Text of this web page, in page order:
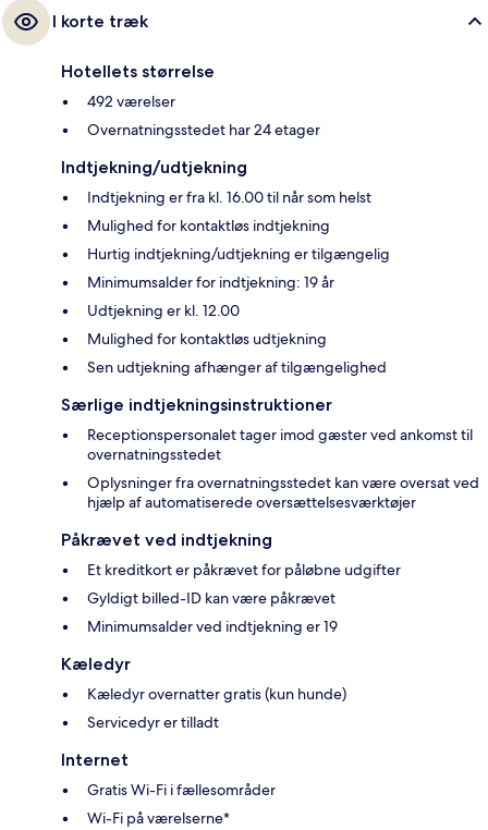
I korte træk
Hotellets størrelse
492 værelser
Overnatningsstedet har 24 etager
Indtjekning/udtjekning
Indtjekning er fra kl. 16.00 til når som helst
Mulighed for kontaktløs indtjekning
Hurtig indtjekning/udtjekning er tilgængelig
Minimumsalder for indtjekning: 19 år
Udtjekning er kl. 12.00
Mulighed for kontaktløs udtjekning
Sen udtjekning afhænger af tilgængelighed
Særlige indtjekningsinstruktioner
Receptionspersonalet tager imod gæster ved ankomst til
overnatningsstedet
Oplysninger fra overnatningsstedet kan være oversat ved
hjælp af automatiserede oversættelsesværktøjer
Påkrævet ved indtjekning
Et kreditkort er påkrævet for påløbne udgifter
Gyldigt billed-ID kan være påkrævet
Minimumsalder ved indtjekning er 19
Kæledyr
Kæledyr overnatter gratis (kun hunde)
Servicedyr er tilladt
Internet
Gratis Wi-Fi i fællesområder
Wi-Fi på værelserne*